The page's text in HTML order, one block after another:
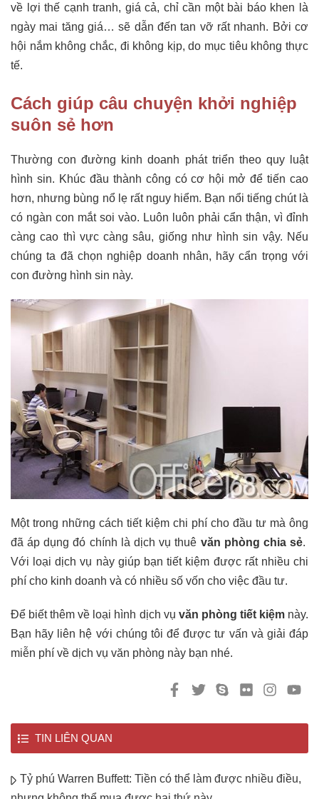
về lợi thế cạnh tranh, giá cả, chỉ cần một bài báo khen là
ngày mai tăng giá… sẽ dẫn đến tan vỡ rất nhanh. Bởi cơ
hội nắm không chắc, đi không kịp, do mục tiêu không thực
tế.
Cách giúp câu chuyện khởi nghiệp
suôn sẻ hơn
Thường con đường kinh doanh phát triển theo quy luật
hình sin. Khúc đầu thành công có cơ hội mở để tiến cao
hơn, nhưng bùng nổ lẹ rất nguy hiểm. Bạn nổi tiếng chút là
có ngàn con mắt soi vào. Luôn luôn phải cẩn thận, vì đỉnh
càng cao thì vực càng sâu, giống như hình sin vậy. Nếu
chúng ta đã chọn nghiệp doanh nhân, hãy cẩn trọng với
con đường hình sin này.
Một trong những cách tiết kiệm chi phí cho đầu tư mà ông
đã áp dụng đó chính là dịch vụ thuê văn phòng chia sẻ.
Với loại dịch vụ này giúp bạn tiết kiệm được rất nhiều chi
phí cho kinh doanh và có nhiều số vốn cho việc đầu tư.
Để biết thêm về loại hình dịch vụ văn phòng tiết kiệmnày.
Bạn hãy liên hệ với chúng tôi để được tư vấn và giải đáp
miễn phí về dịch vụ văn phòng này bạn nhé.
TIN LIÊN QUAN
Tỷ phú Warren Buffett: Tiền có thể làm được nhiều điều,